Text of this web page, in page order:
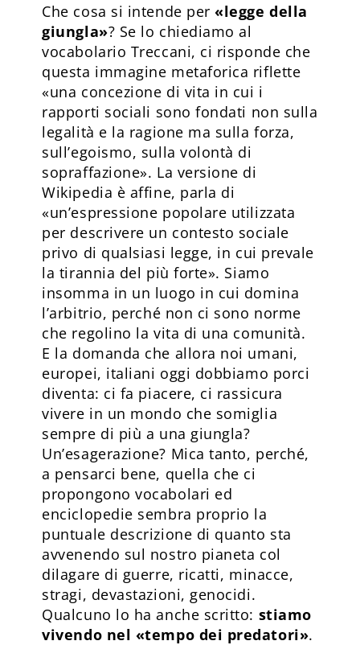
Che cosa si intende per «legge della
giungla»? Se lo chiediamo al
vocabolario Treccani, ci risponde che
questa immagine metaforica riflette
«una concezione di vita in cui i
rapporti sociali sono fondati non sulla
legalità e la ragione ma sulla forza,
sull’egoismo, sulla volontà di
sopraffazione». La versione di
Wikipedia è affine, parla di
«un’espressione popolare utilizzata
per descrivere un contesto sociale
privo di qualsiasi legge, in cui prevale
la tirannia del più forte». Siamo
insomma in un luogo in cui domina
l’arbitrio, perché non ci sono norme
che regolino la vita di una comunità.
E la domanda che allora noi umani,
europei, italiani oggi dobbiamo porci
diventa: ci fa piacere, ci rassicura
vivere in un mondo che somiglia
sempre di più a una giungla?
Un’esagerazione? Mica tanto, perché,
a pensarci bene, quella che ci
propongono vocabolari ed
enciclopedie sembra proprio la
puntuale descrizione di quanto sta
avvenendo sul nostro pianeta col
dilagare di guerre, ricatti, minacce,
stragi, devastazioni, genocidi.
Qualcuno lo ha anche scritto: stiamo
vivendo nel «tempo dei predatori».